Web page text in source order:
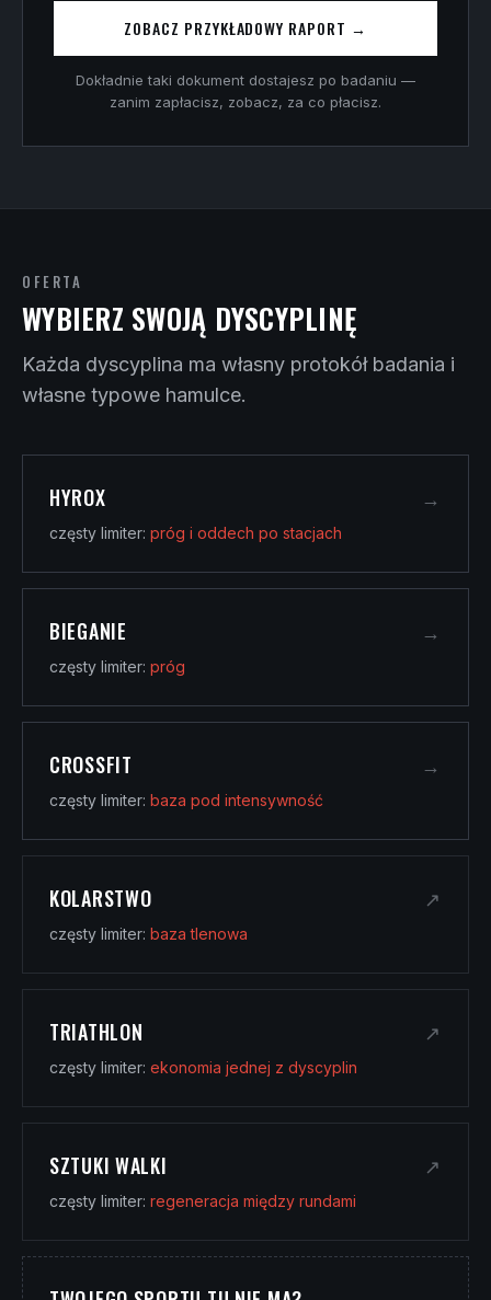
ZOBACZ PRZYKŁADOWY RAPORT →
Dokładnie taki dokument dostajesz po badaniu —
zanim zapłacisz, zobacz, za co płacisz.
OFERTA
WYBIERZ SWOJĄ DYSCYPLINĘ
Każda dyscyplina ma własny protokół badania i
własne typowe hamulce.
HYROX →
częsty limiter: próg i oddech po stacjach
BIEGANIE →
częsty limiter: próg
CROSSFIT →
częsty limiter: baza pod intensywność
KOLARSTWO ↗
częsty limiter: baza tlenowa
TRIATHLON ↗
częsty limiter: ekonomia jednej z dyscyplin
SZTUKI WALKI ↗
częsty limiter: regeneracja między rundami